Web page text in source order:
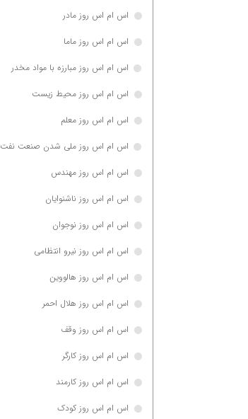
اس ام اس روز مادر
اس ام اس روز ماما
اس ام اس روز مبارزه با مواد مخدر
اس ام اس روز محیط زیست
اس ام اس روز معلم
اس ام اس روز ملی شدن صنعت نفت
اس ام اس روز مهندس
اس ام اس روز ناشنوایان
اس ام اس روز نوجوان
اس ام اس روز نیرو انتظامی
اس ام اس روز هالووین
اس ام اس روز هلال احمر
اس ام اس روز وقف
اس ام اس روز کارگر
اس ام اس روز کارمند
اس ام اس روز کودک